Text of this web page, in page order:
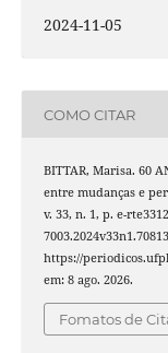
2024-11-05
COMO CITAR
BITTAR, Marisa. 60
entre mudanças e
v. 33, n. 1, p. e-
https://
em: 8 ago. 2026.
Fomatos de